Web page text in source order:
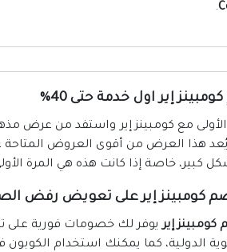
.
إير اول خدمة حتى 40%
هذا العرض من أقوى العروض المتاحة
كبير، خاصة إذا كانت هذه هي المرة
كومبينز إير على تعويض رفض
إيريوفر لك خصومات فورية على
الدولية، كما يمكنك استخدام